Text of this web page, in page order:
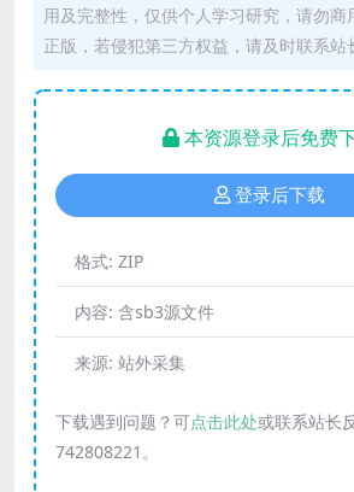
用及完整性，仅供个人学习研究，请勿商
正版，若侵犯第三方权益，请及时联系站
本资源登录后免费
登录后下载
格式: ZIP
内容: 含sb3源文件
来源: 站外采集
下载遇到问题？可点击此处或联系站长
742808221。